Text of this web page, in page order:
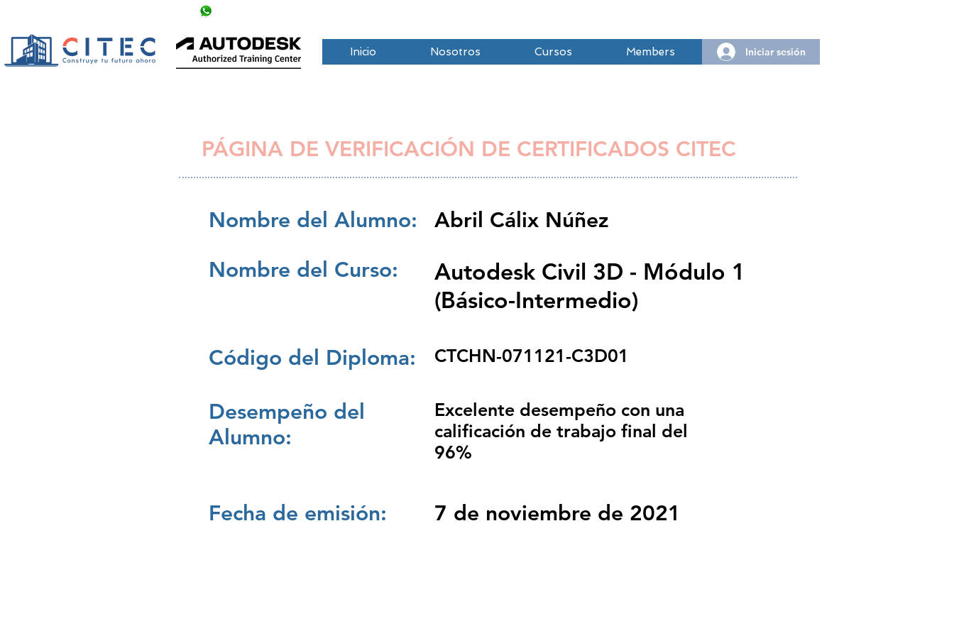
Inicio Nosotros Cursos Members Iniciar sesión
PÁGINA DE VERIFICACIÓN DE CERTIFICADOS CITEC
Nombre del Alumno:
Abril Cálix Núñez
Nombre del Curso:
Autodesk Civil 3D - Módulo 1
(Básico-Intermedio)
Código del Diploma: CTCHN-071121-C3D01
Desempeño del
Alumno:
Excelente desempeño con una
calificación de trabajo final del
96%
Fecha de emisión: 7 de noviembre de 2021